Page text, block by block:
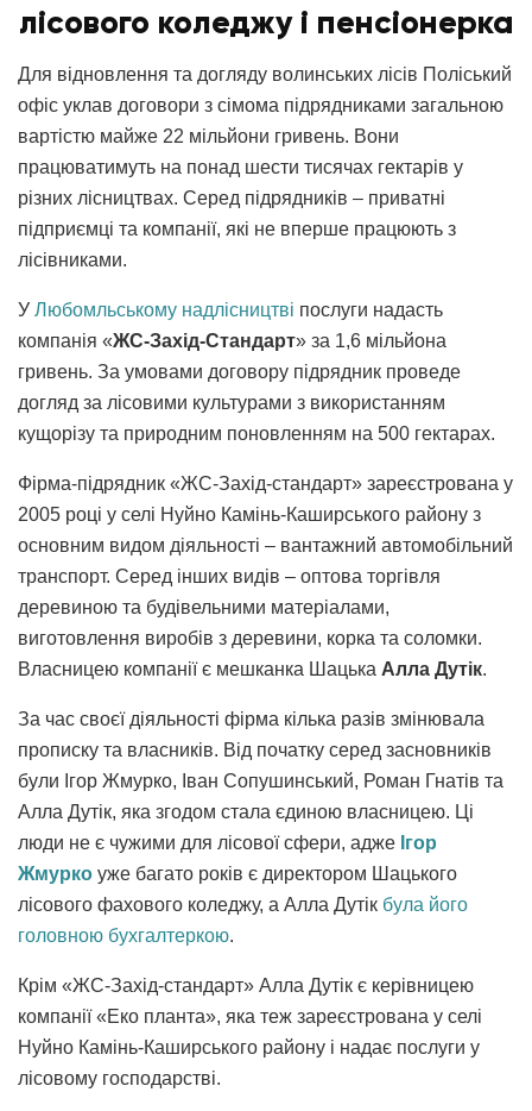
лісового коледжу і пенсіонерка
Для відновлення та догляду волинських лісів Поліський
офіс уклав договори з сімома підрядниками загальною
вартістю майже 22 мільйони гривень. Вони
працюватимуть на понад шести тисячах гектарів у
різних лісництвах. Серед підрядників – приватні
підприємці та компанії, які не вперше працюють з
лісівниками.
У Любомльському надлісництві послуги надасть
компанія «ЖС-Захід-Стандарт» за 1,6 мільйона
гривень. За умовами договору підрядник проведе
догляд за лісовими культурами з використанням
кущорізу та природним поновленням на 500 гектарах.
Фірма-підрядник «ЖС-Захід-стандарт» зареєстрована у
2005 році у селі Нуйно Камінь-Каширського району з
основним видом діяльності – вантажний автомобільний
транспорт. Серед інших видів – оптова торгівля
деревиною та будівельними матеріалами,
виготовлення виробів з деревини, корка та соломки.
Власницею компанії є мешканка Шацька Алла Дутік.
За час своєї діяльності фірма кілька разів змінювала
прописку та власників. Від початку серед засновників
були Ігор Жмурко, Іван Сопушинський, Роман Гнатів та
Алла Дутік, яка згодом стала єдиною власницею. Ці
люди не є чужими для лісової сфери, адже Ігор
Жмурко уже багато років є директором Шацького
лісового фахового коледжу, а Алла Дутік була його
головною бухгалтеркою.
Крім «ЖС-Захід-стандарт» Алла Дутік є керівницею
компанії «Еко планта», яка теж зареєстрована у селі
Нуйно Камінь-Каширського району і надає послуги у
лісовому господарстві.